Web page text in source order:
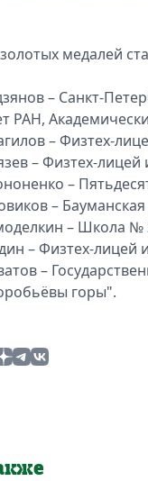
медалей
– Санкт-
РАН,
– Физтех-
– Физтех-
–
–
– Школа
– Физтех-лицей
–
горы".